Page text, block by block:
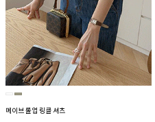
메이브 롤업 링클 셔츠